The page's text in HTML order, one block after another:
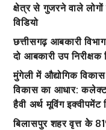
क्षेत्र से गुजरने वाले
विडियो
छत्तीसगढ़ आबकारी
दो आबकारी उप निरीक्षक
मुंगेली में औद्योगिक
विकास का आधार:
हैवी अर्थ मूविंग इक्वीपमेंट
बिलासपुर शहर वृत्त केे